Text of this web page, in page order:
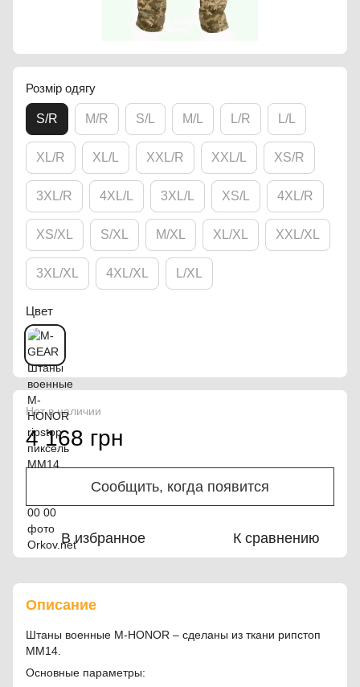
Розмір одягу
S/R M/R S/L M/L L/R L/L
XL/R XL/L XXL/R XXL/L XS/R
3XL/R 4XL/L 3XL/L XS/L 4XL/R
XS/XL S/XL M/XL XL/XL XXL/XL
3XL/XL 4XL/XL L/XL
Цвет
Нет в наличии
4 168 грн
Сообщить, когда появится
В избранное К сравнению
Описание
Штаны военные M-HONOR – сделаны из ткани рипстоп
ММ14.
Основные параметры: